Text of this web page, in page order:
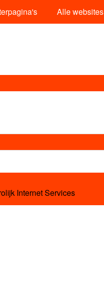
Alle websites
Internet Services